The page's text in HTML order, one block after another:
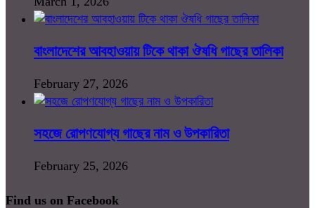
বাংলাদেশের আবহাওয়ায় টিকে থাকা ঔষধি গাছের তালিকা
February 27, 2026
সহজে রোপণযোগ্য গাছের নাম ও উপকারিতা
February 25, 2026
Find us on Facebook